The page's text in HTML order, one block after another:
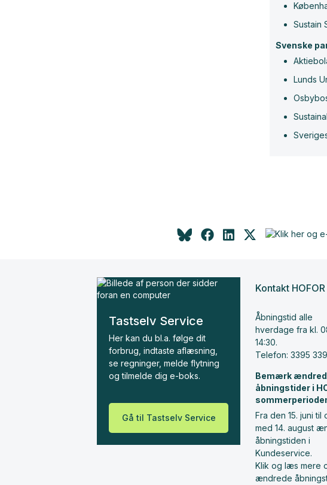
Sustain
Svenske
Lunds
Tastselv Service
Her kan du bl.a. følge dit
forbrug, indtaste aflæsning,
se regninger, melde flytning
og tilmelde dig e-boks.
Gå til Tastselv Service
Kontakt HOFOR
Åbningstid alle
hverdage fra kl.
14:30.
Telefon: 3395
Bemærk
åbningstider i
Fra den 15. juni til
med 14. august
åbningstiden i
Kundeservice.
Klik og læs mere
ændrede